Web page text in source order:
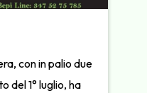
con in palio due
del 1° luglio, ha